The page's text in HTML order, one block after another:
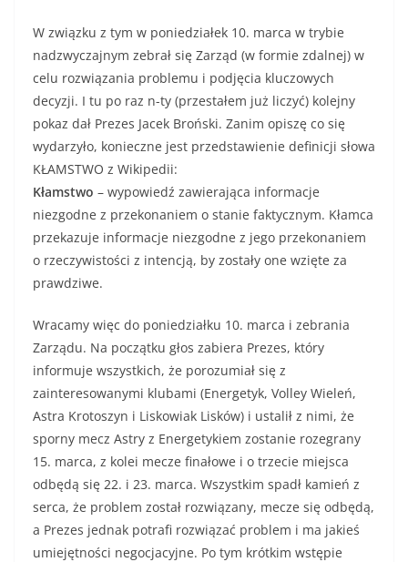
W związku z tym w poniedziałek 10. marca w trybie
nadzwyczajnym zebrał się Zarząd (w formie zdalnej) w
celu rozwiązania problemu i podjęcia kluczowych
decyzji. I tu po raz n-ty (przestałem już liczyć) kolejny
pokaz dał Prezes Jacek Broński. Zanim opiszę co się
wydarzyło, konieczne jest przedstawienie definicji słowa
KŁAMSTWO z Wikipedii:
Kłamstwo – wypowiedź zawierająca informacje
niezgodne z przekonaniem o stanie faktycznym. Kłamca
przekazuje informacje niezgodne z jego przekonaniem
o rzeczywistości z intencją, by zostały one wzięte za
prawdziwe.
Wracamy więc do poniedziałku 10. marca i zebrania
Zarządu. Na początku głos zabiera Prezes, który
informuje wszystkich, że porozumiał się z
zainteresowanymi klubami (Energetyk, Volley Wieleń,
Astra Krotoszyn i Liskowiak Lisków) i ustalił z nimi, że
sporny mecz Astry z Energetykiem zostanie rozegrany
15. marca, z kolei mecze finałowe i o trzecie miejsca
odbędą się 22. i 23. marca. Wszystkim spadł kamień z
serca, że problem został rozwiązany, mecze się odbędą,
a Prezes jednak potrafi rozwiązać problem i ma jakieś
umiejętności negocjacyjne. Po tym krótkim wstępie